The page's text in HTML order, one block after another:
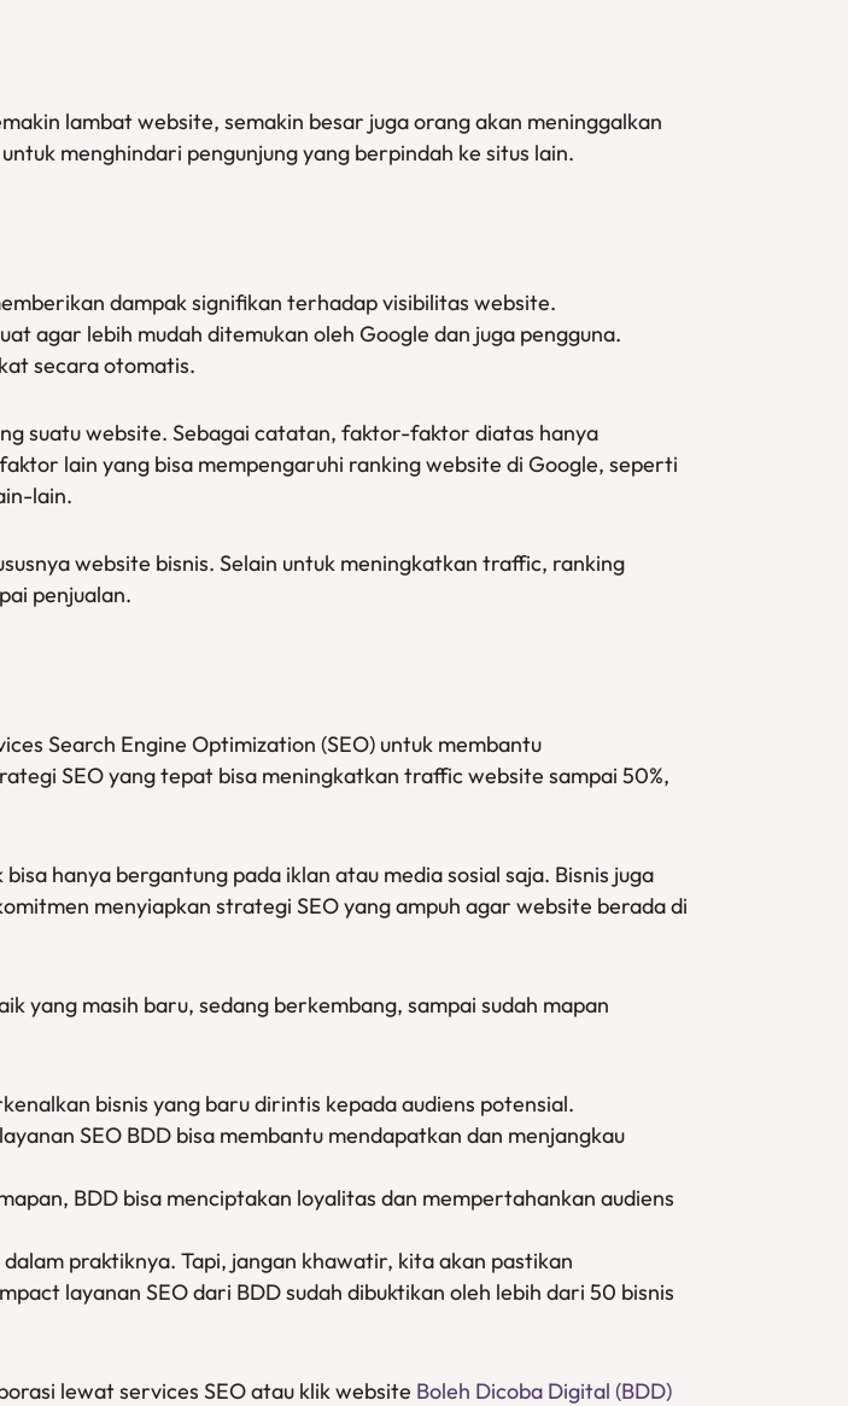
lambat website, semakin besar juga orang akan meninggalkan
menghindari pengunjung yang berpindah ke situs lain.
dampak signifikan terhadap visibilitas website.
agar lebih mudah ditemukan oleh Google dan juga pengguna.
secara otomatis.
suatu website. Sebagai catatan, faktor-faktor diatas hanya
lain yang bisa mempengaruhi ranking website di Google, seperti
lain.
website bisnis. Selain untuk meningkatkan traffic, ranking
penjualan.
Search Engine Optimization (SEO) untuk membantu
SEO yang tepat bisa meningkatkan traffic website sampai 50%,
hanya bergantung pada iklan atau media sosial saja. Bisnis juga
menyiapkan strategi SEO yang ampuh agar website berada di
yang masih baru, sedang berkembang, sampai sudah mapan
bisnis yang baru dirintis kepada audiens potensial.
SEO BDD bisa membantu mendapatkan dan menjangkau
BDD bisa menciptakan loyalitas dan mempertahankan audiens
praktiknya. Tapi, jangan khawatir, kita akan pastikan
layanan SEO dari BDD sudah dibuktikan oleh lebih dari 50 bisnis
lewat services SEO atau klik website Boleh Dicoba Digital (BDD)